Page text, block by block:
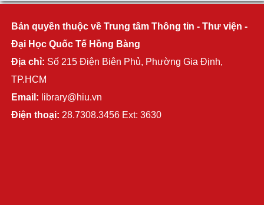
Bản quyền thuộc về Trung tâm Thông tin - Thư viện -
Đại Học Quốc Tế Hồng Bàng
Địa chỉ: Số 215 Điện Biên Phủ, Phường Gia Định,
TP.HCM
Email: library@hiu.vn
Điện thoại: 28.7308.3456 Ext: 3630